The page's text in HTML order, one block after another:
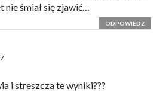
nie śmiał się zjawić…
ODPOWIEDZ
i streszcza te wyniki???